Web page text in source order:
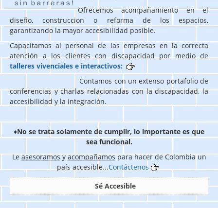
Ofrecemos acompañamiento en el
diseño, construccion o reforma de los espacios,
garantizando la mayor accesibilidad posible.
Capacitamos al personal de las empresas en la correcta
atención a los clientes con discapacidad por medio de
talleres vivenciales e interactivos:
Contamos con un extenso portafolio de
conferencias y charlas relacionadas con la discapacidad, la
accesibilidad y la integración.
♦No se trata solamente de cumplir, lo importante es que
sea funcional.
Leasesoramosyacompañamospara hacer de Colombia un
país accesible...Contáctenos
Sé Accesible